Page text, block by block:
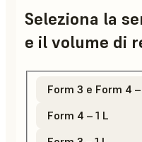
Seleziona la
e il volume di
Form 3 e Form 4
Form 4 – 1 L